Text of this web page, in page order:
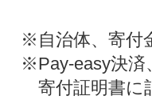
※自治体、寄付
※Pay-easy決済
寄付証明書に